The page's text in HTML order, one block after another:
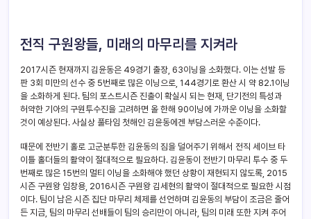
전직 구원왕들, 미래의 마무리를 지켜라
2017시즌 현재까지 김윤동은 49경기 출장, 63이닝을 소화했다. 이는 선발 등
판 3회 미만의 선수 중 5번째로 많은 이닝으로, 144경기로 환산 시 약 82.1이닝
을 소화하게 된다. 팀의 포스트시즌 진출이 확실시 되는 현재, 단기전의 특성과
허약한 기아의 구원투수진을 고려하면 올 한해 90이닝에 가까운 이닝을 소화할
것이 예상된다. 사실상 풀타임 첫해인 김윤동에겐 부담스러운 수준이다.
때문에 전반기 홀로 고군분투한 김윤동의 짐을 덜어주기 위해서 전직 세이브 타
이틀 홀더들의 활약이 절대적으로 필요하다. 김윤동이 전반기 마무리 투수 중 두
번째로 많은 15번의 멀티 이닝을 소화해야 했던 상황이 재현되지 않도록, 2015
시즌 구원왕 임창용, 2016시즌 구원왕 김세현의 활약이 절대적으로 필요한 시점
이다. 팀이 남은 시즌 집단 마무리 체제를 선언하며 김윤동의 부담이 조금은 줄어
든 지금, 팀의 마무리 선배들이 팀의 승리만이 아니라, 팀의 미래 또한 지켜 주어